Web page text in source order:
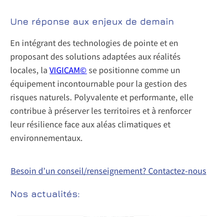
Une réponse aux enjeux de demain
En intégrant des technologies de pointe et en
proposant des solutions adaptées aux réalités
locales, laVIGICAM© se positionne comme un
équipement incontournable pour la gestion des
risques naturels. Polyvalente et performante, elle
contribue à préserver les territoires et à renforcer
leur résilience face aux aléas climatiques et
environnementaux.
Besoin d’un conseil/renseignement? Contactez-nous
Nos actualités: